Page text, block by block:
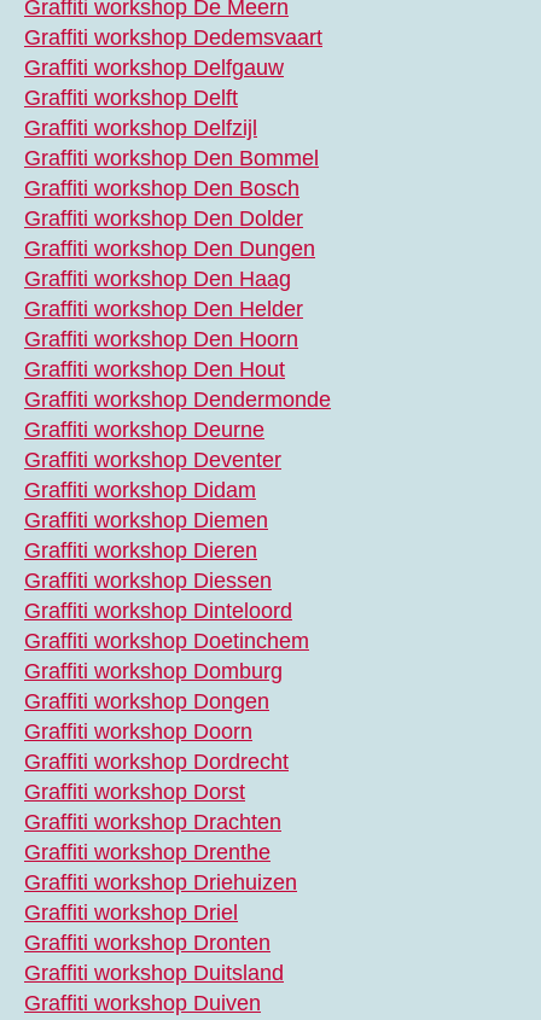
Graffiti workshop De Meern
Graffiti workshop Dedemsvaart
Graffiti workshop Delfgauw
Graffiti workshop Delft
Graffiti workshop Delfzijl
Graffiti workshop Den Bommel
Graffiti workshop Den Bosch
Graffiti workshop Den Dolder
Graffiti workshop Den Dungen
Graffiti workshop Den Haag
Graffiti workshop Den Helder
Graffiti workshop Den Hoorn
Graffiti workshop Den Hout
Graffiti workshop Dendermonde
Graffiti workshop Deurne
Graffiti workshop Deventer
Graffiti workshop Didam
Graffiti workshop Diemen
Graffiti workshop Dieren
Graffiti workshop Diessen
Graffiti workshop Dinteloord
Graffiti workshop Doetinchem
Graffiti workshop Domburg
Graffiti workshop Dongen
Graffiti workshop Doorn
Graffiti workshop Dordrecht
Graffiti workshop Dorst
Graffiti workshop Drachten
Graffiti workshop Drenthe
Graffiti workshop Driehuizen
Graffiti workshop Driel
Graffiti workshop Dronten
Graffiti workshop Duitsland
Graffiti workshop Duiven